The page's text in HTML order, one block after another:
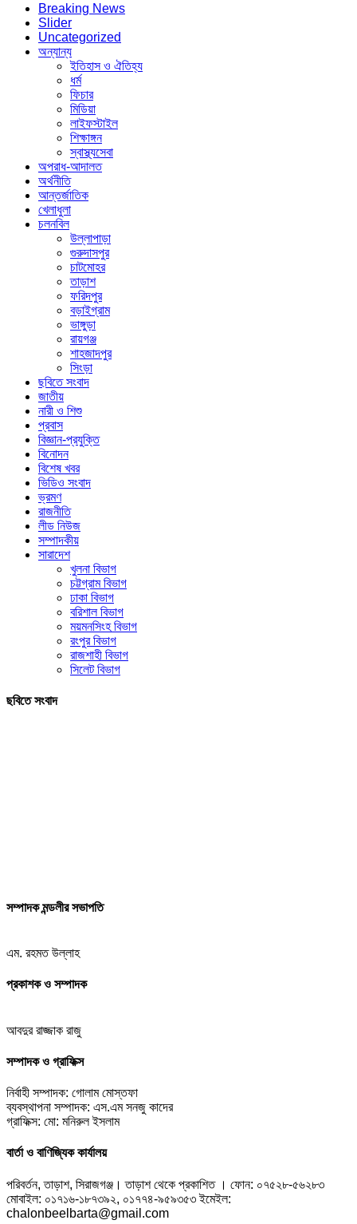
Breaking News
Slider
Uncategorized
অন্যান্য
ইতিহাস ও ঐতিহ্য
ধর্ম
ফিচার
মিডিয়া
লাইফস্টাইল
শিক্ষাঙ্গন
স্বাস্থ্যসেবা
অপরাধ-আদালত
অর্থনীতি
আন্তর্জাতিক
খেলাধুলা
চলনবিল
উল্লাপাড়া
গুরুদাসপুর
চাটমোহর
তাড়াশ
ফরিদপুর
বড়াইগ্রাম
ভাঙ্গুড়া
রায়গঞ্জ
শাহজাদপুর
সিংড়া
ছবিতে সংবাদ
জাতীয়
নারী ও শিশু
প্রবাস
বিজ্ঞান-প্রযুক্তি
বিনোদন
বিশেষ খবর
ভিডিও সংবাদ
ভ্রমণ
রাজনীতি
লীড নিউজ
সম্পাদকীয়
সারাদেশ
খুলনা বিভাগ
চট্টগ্রাম বিভাগ
ঢাকা বিভাগ
বরিশাল বিভাগ
ময়মনসিংহ বিভাগ
রংপুর বিভাগ
রাজশাহী বিভাগ
সিলেট বিভাগ
ছবিতে সংবাদ
সম্পাদক মন্ডলীর সভাপতি
এম. রহমত উল্লাহ
প্রকাশক ও সম্পাদক
আবদুর রাজ্জাক রাজু
সম্পাদক ও গ্রাফিক্স
নির্বাহী সম্পাদক: গোলাম মোস্তফা
ব্যবস্থাপনা সম্পাদক: এস.এম সনজু কাদের
গ্রাফিক্স: মো: মনিরুল ইসলাম
বার্তা ও বাণিজ্যিক কার্যালয়
পরিবর্তন, তাড়াশ, সিরাজগঞ্জ। তাড়াশ থেকে প্রকাশিত । ফোন: ০৭৫২৮-৫৬২৮৩
মোবাইল: ০১৭১৬-১৮৭৩৯২, ০১৭৭৪-৯৫৯৩৫৩ ইমেইল:
chalonbeelbarta@gmail.com